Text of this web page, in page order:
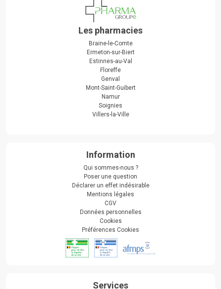
Les pharmacies
Braine-le-Comte
Ermeton-sur-Biert
Estinnes-au-Val
Floreffe
Genval
Mont-Saint-Guibert
Namur
Soignies
Villers-la-Ville
Information
Qui sommes-nous ?
Poser une question
Déclarer un effet indésirable
Mentions légales
CGV
Données personnelles
Cookies
Préférences Cookies
Services